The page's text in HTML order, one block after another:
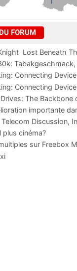
FORUM
 Lost Beneath
Tabakgeschmack,
und Leistung im
Connecting
Connecting
The Backbone
importante
Discussion,
plus cinéma?
sur Freebox